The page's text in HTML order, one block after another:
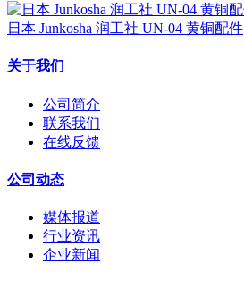
日本 Junkosha 润工社 UN-04 黄铜配件
关于我们
公司简介
联系我们
在线反馈
公司动态
媒体报道
行业资讯
企业新闻